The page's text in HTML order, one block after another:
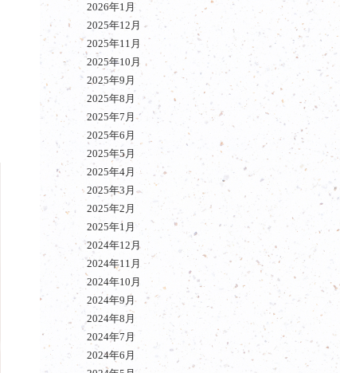
2026年1月
2025年12月
2025年11月
2025年10月
2025年9月
2025年8月
2025年7月
2025年6月
2025年5月
2025年4月
2025年3月
2025年2月
2025年1月
2024年12月
2024年11月
2024年10月
2024年9月
2024年8月
2024年7月
2024年6月